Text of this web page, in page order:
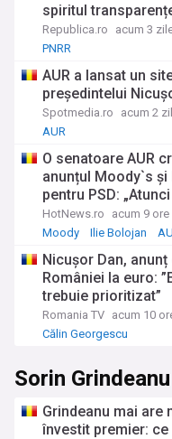
spiritul
speculații”. Ce
Republica.ro
acum 3
PNRR
AUR a lansat un
președintelui
Spotmedia.ro
acum 2
AUR
O senatoare AUR
anunțul Moody`s
pentru PSD:
HotNews.ro
acum 9 ore
Moody
Ilie Bolojan
Nicușor Dan,
României la euro:
trebuie prioritizat”
Romania TV acum 10
Călin Georgescu
Sorin Grindeanu
Grindeanu mai are
învestit premier: